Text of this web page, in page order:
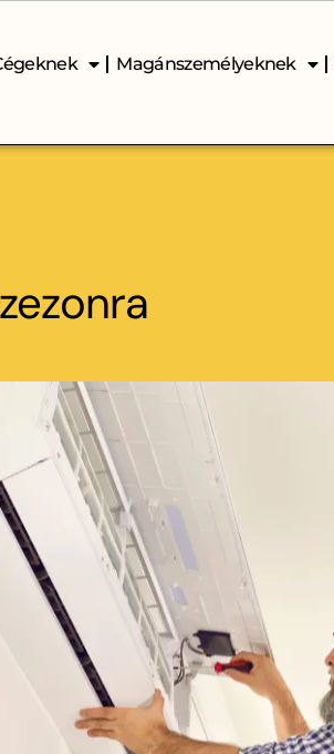
Magánszemélyeknek